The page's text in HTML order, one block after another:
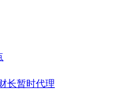
长暂时代理